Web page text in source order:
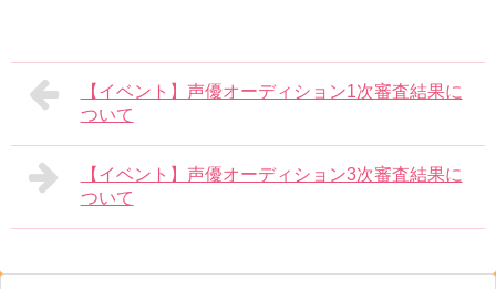
【イベント】声優オーディション1次審査結果に
ついて
【イベント】声優オーディション3次審査結果に
ついて